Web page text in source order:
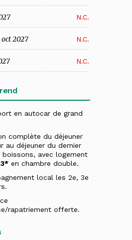
N.C.
oct 2027 N.C.
N.C.
en autocar de grand
complète du déjeuner
au déjeuner du dernier
boissons, avec logement
en chambre double.
local les 2e, 3e
rapatriement offerte.